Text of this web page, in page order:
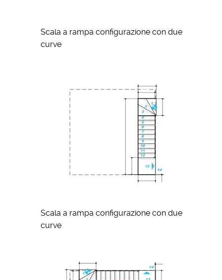
Scala a rampa configurazione con due
curve
Scala a rampa configurazione con due
curve